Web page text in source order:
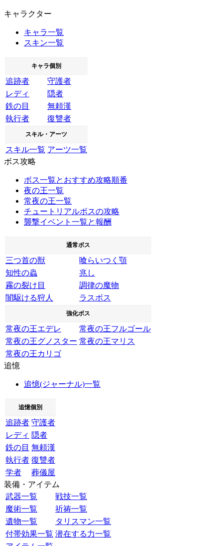
キャラクター
キャラ一覧
スキン一覧
キャラ個別
追跡者
守護者
レディ
隠者
鉄の目
無頼漢
執行者
復讐者
スキル・アーツ
スキル一覧 アーツ一覧
ボス攻略
ボス一覧とおすすめ攻略順番
夜の王一覧
常夜の王一覧
チュートリアルボスの攻略
襲撃イベント一覧と報酬
通常ボス
三つ首の獣
喰らいつく顎
知性の蟲
兆し
霧の裂け目
調律の魔物
闇駆ける狩人
ラスボス
強化ボス
常夜の王エデレ
常夜の王フルゴール
常夜の王グノスター 常夜の王マリス
常夜の王カリゴ
追憶
追憶(ジャーナル)一覧
追憶個別
追跡者 守護者
レディ 隠者
鉄の目 無頼漢
執行者 復讐者
学者
葬儀屋
装備・アイテム
武器一覧
戦技一覧
魔術一覧
祈祷一覧
遺物一覧
タリスマン一覧
付帯効果一覧 潜在する力一覧